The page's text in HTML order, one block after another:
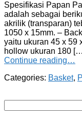
Spesifikasi Papan
adalah sebagai
akrilik (transparan)
1050 x 15mm. –
yaitu ukuran 45 x 59
hollow ukuran 180
Continue reading…
Categories: Basket,
untuk: